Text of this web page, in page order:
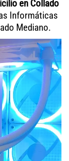
en Collado
Informáticas
Mediano.